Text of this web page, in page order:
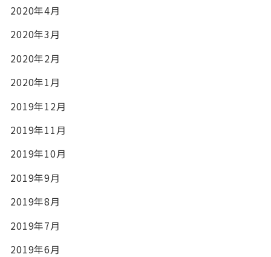
2020年4月
2020年3月
2020年2月
2020年1月
2019年12月
2019年11月
2019年10月
2019年9月
2019年8月
2019年7月
2019年6月